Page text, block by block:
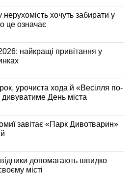
хочуть забирати у
це означає
найкращі привітання у
урочиста хода й «Весілля по-
День міста
завітає «Парк Дивотварин»
допомагають швидко
місті